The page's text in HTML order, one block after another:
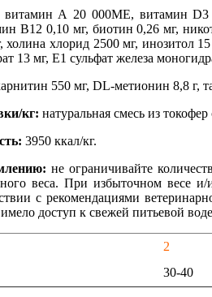
витамин А 20 000МЕ, витамин
В12 0,10 мг, биотин 0,26 мг,
холина хлорид 2500 мг, инозитол
13 мг, Е1 сульфат железа
550 мг, DL-метионин 8,8 г,
кг: натуральная смесь из
3950 ккал/кг.
не ограничивайте
веса. При избыточном весе
с рекомендациями
доступ к свежей питьевой
2
30-40